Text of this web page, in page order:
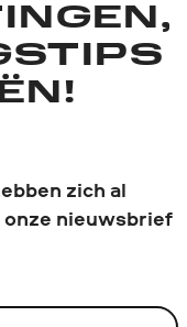
zich al
nieuwsbrief